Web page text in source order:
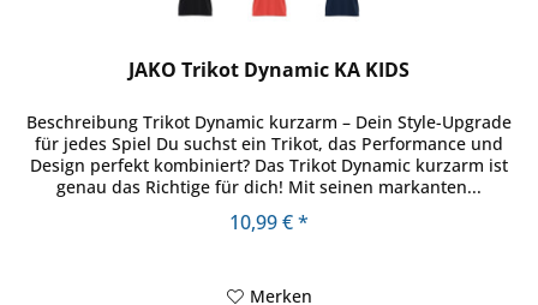
JAKO Trikot Dynamic KA KIDS
Beschreibung Trikot Dynamic kurzarm – Dein Style-Upgrade
für jedes Spiel Du suchst ein Trikot, das Performance und
Design perfekt kombiniert? Das Trikot Dynamic kurzarm ist
genau das Richtige für dich! Mit seinen markanten...
10,99 € *
Merken